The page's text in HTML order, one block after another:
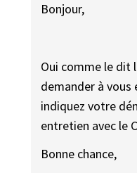
Bonjour,
Oui comme le dit
demander à vous
indiquez votre
entretien avec le
Bonne chance,